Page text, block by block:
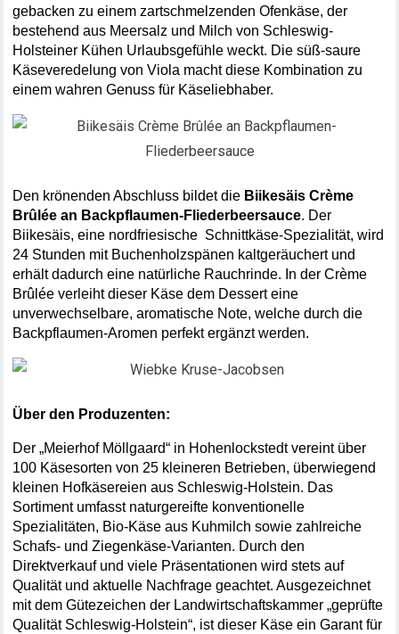
gebacken zu einem zartschmelzenden Ofenkäse, der
bestehend aus Meersalz und Milch von Schleswig-
Holsteiner Kühen Urlaubsgefühle weckt. Die süß-saure
Käseveredelung von Viola macht diese Kombination zu
einem wahren Genuss für Käseliebhaber.
Den krönenden Abschluss bildet die Biikesäis Crème
Brûlée an Backpflaumen-Fliederbeersauce. Der
Biikesäis, eine nordfriesische  Schnittkäse-Spezialität, wird
24 Stunden mit Buchenholzspänen kaltgeräuchert und
erhält dadurch eine natürliche Rauchrinde. In der Crème
Brûlée verleiht dieser Käse dem Dessert eine
unverwechselbare, aromatische Note, welche durch die
Backpflaumen-Aromen perfekt ergänzt werden.
Über den Produzenten:
Der „Meierhof Möllgaard“ in Hohenlockstedt vereint über
100 Käsesorten von 25 kleineren Betrieben, überwiegend
kleinen Hofkäsereien aus Schleswig-Holstein. Das
Sortiment umfasst naturgereifte konventionelle
Spezialitäten, Bio-Käse aus Kuhmilch sowie zahlreiche
Schafs- und Ziegenkäse-Varianten. Durch den
Direktverkauf und viele Präsentationen wird stets auf
Qualität und aktuelle Nachfrage geachtet. Ausgezeichnet
mit dem Gütezeichen der Landwirtschaftskammer „geprüfte
Qualität Schleswig-Holstein“, ist dieser Käse ein Garant für